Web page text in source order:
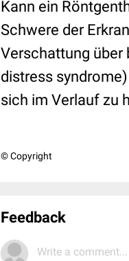
Kann ein
Schwere der
Verschattung über
distress
sich im Verlauf zu
© Copyright
Feedback
Write a comment...